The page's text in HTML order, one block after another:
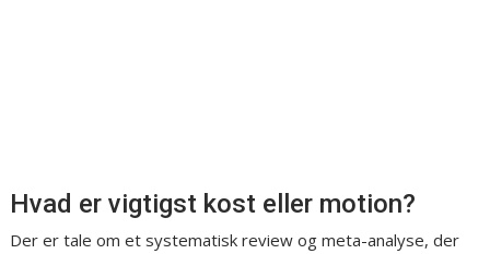
Hvad er vigtigst kost eller motion?
Der er tale om et systematisk review og meta-analyse, der